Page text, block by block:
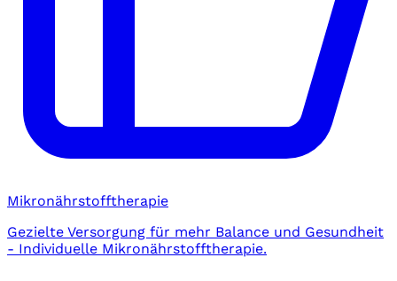
Mikronährstofftherapie
Gezielte Versorgung für mehr Balance und Gesundheit
- Individuelle Mikronährstofftherapie.